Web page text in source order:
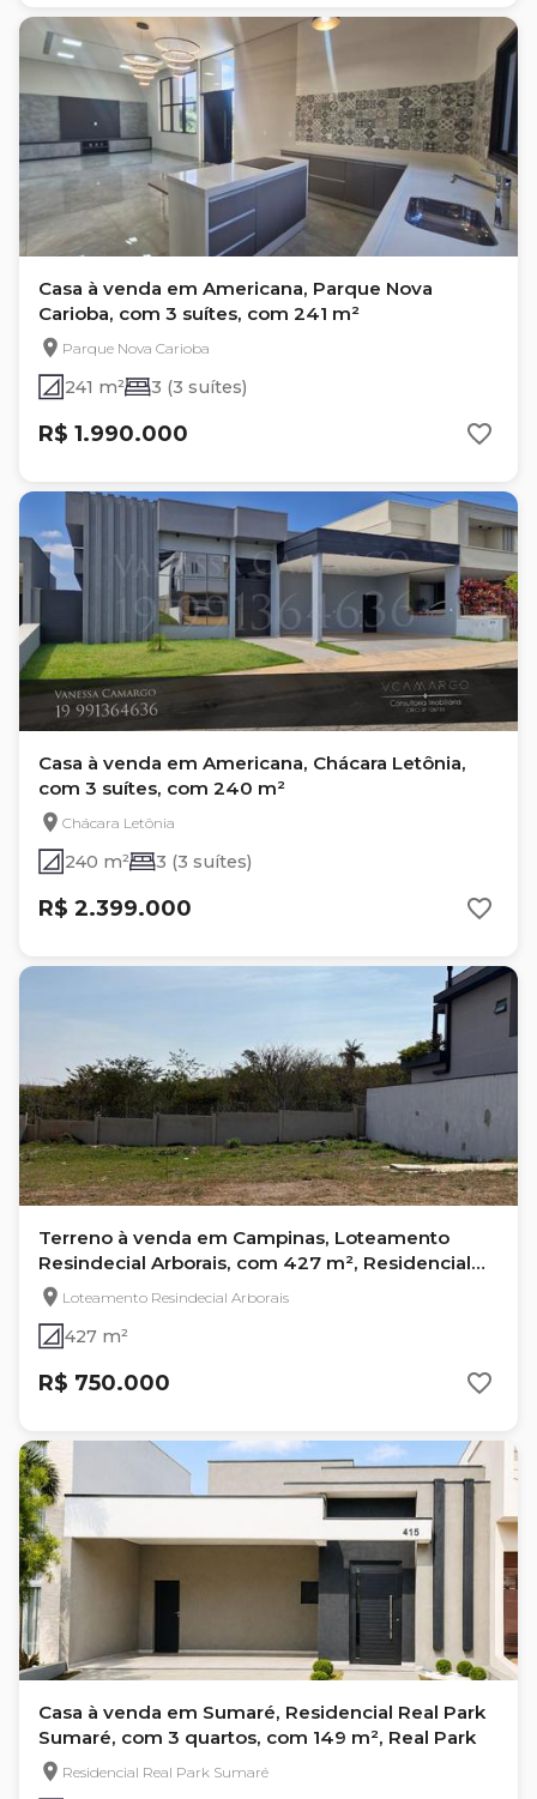
Casa à venda em Americana, Parque Nova
Carioba, com 3 suítes, com 241 m²
Parque Nova Carioba
241 m² 3 (3 suítes)
R$ 1.990.000
Casa à venda em Americana, Chácara Letônia,
com 3 suítes, com 240 m²
Chácara Letônia
240 m² 3 (3 suítes)
R$ 2.399.000
Terreno à venda em Campinas, Loteamento
Resindecial Arborais, com 427 m², Residencial
Arborais
Loteamento Resindecial Arborais
427 m²
R$ 750.000
Casa à venda em Sumaré, Residencial Real Park
Sumaré, com 3 quartos, com 149 m², Real Park
Residencial Real Park Sumaré